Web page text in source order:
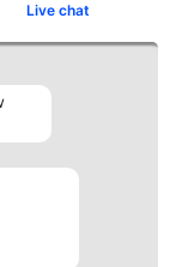
Live chat